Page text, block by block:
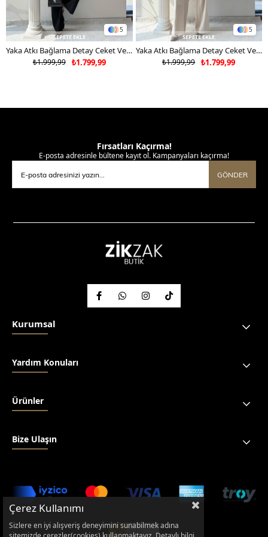
5
SEPETE EKLE
Yaka Atkı Bağlama Detay Ceket Ve Pantolonlu Double Kumaş İkili Takım Siyah 2117
₺1.799,99
₺1.999,99
5
SEPETE EKLE
Yaka Atkı Bağlama Detay Ceket Ve Pantolonlu Double Kumaş İkili Takım Bej 2117
₺1.799,99
₺1.999,99
Fırsatları Kaçırma!
E-posta adresinle bültene kayıt ol. Kampanyaları kaçırma!
GÖNDER
Kurumsal
Yardım Konuları
Ürünler
Bize Ulaşın
Çerez Kullanımı
Sizlere en iyi alışveriş deneyimini sunabilmek adına